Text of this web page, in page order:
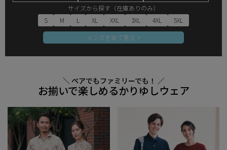
サイズから探す（在庫ありのみ）
S
M L XL XXL 3XL 4XL
5XL
メンズを全て見る >
＼ ペアでもファミリーでも！ ／
お揃いで楽しめるかりゆしウェア